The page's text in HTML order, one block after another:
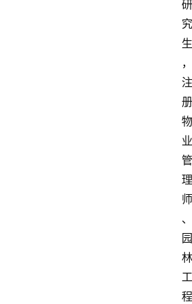
研
究
生
，
注
册
物
业
管
理
师
、
园
林
工
程